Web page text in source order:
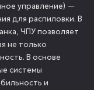
управление) —
для распиловки. В
ЧПУ позволяет
не только
В основе
системы
и